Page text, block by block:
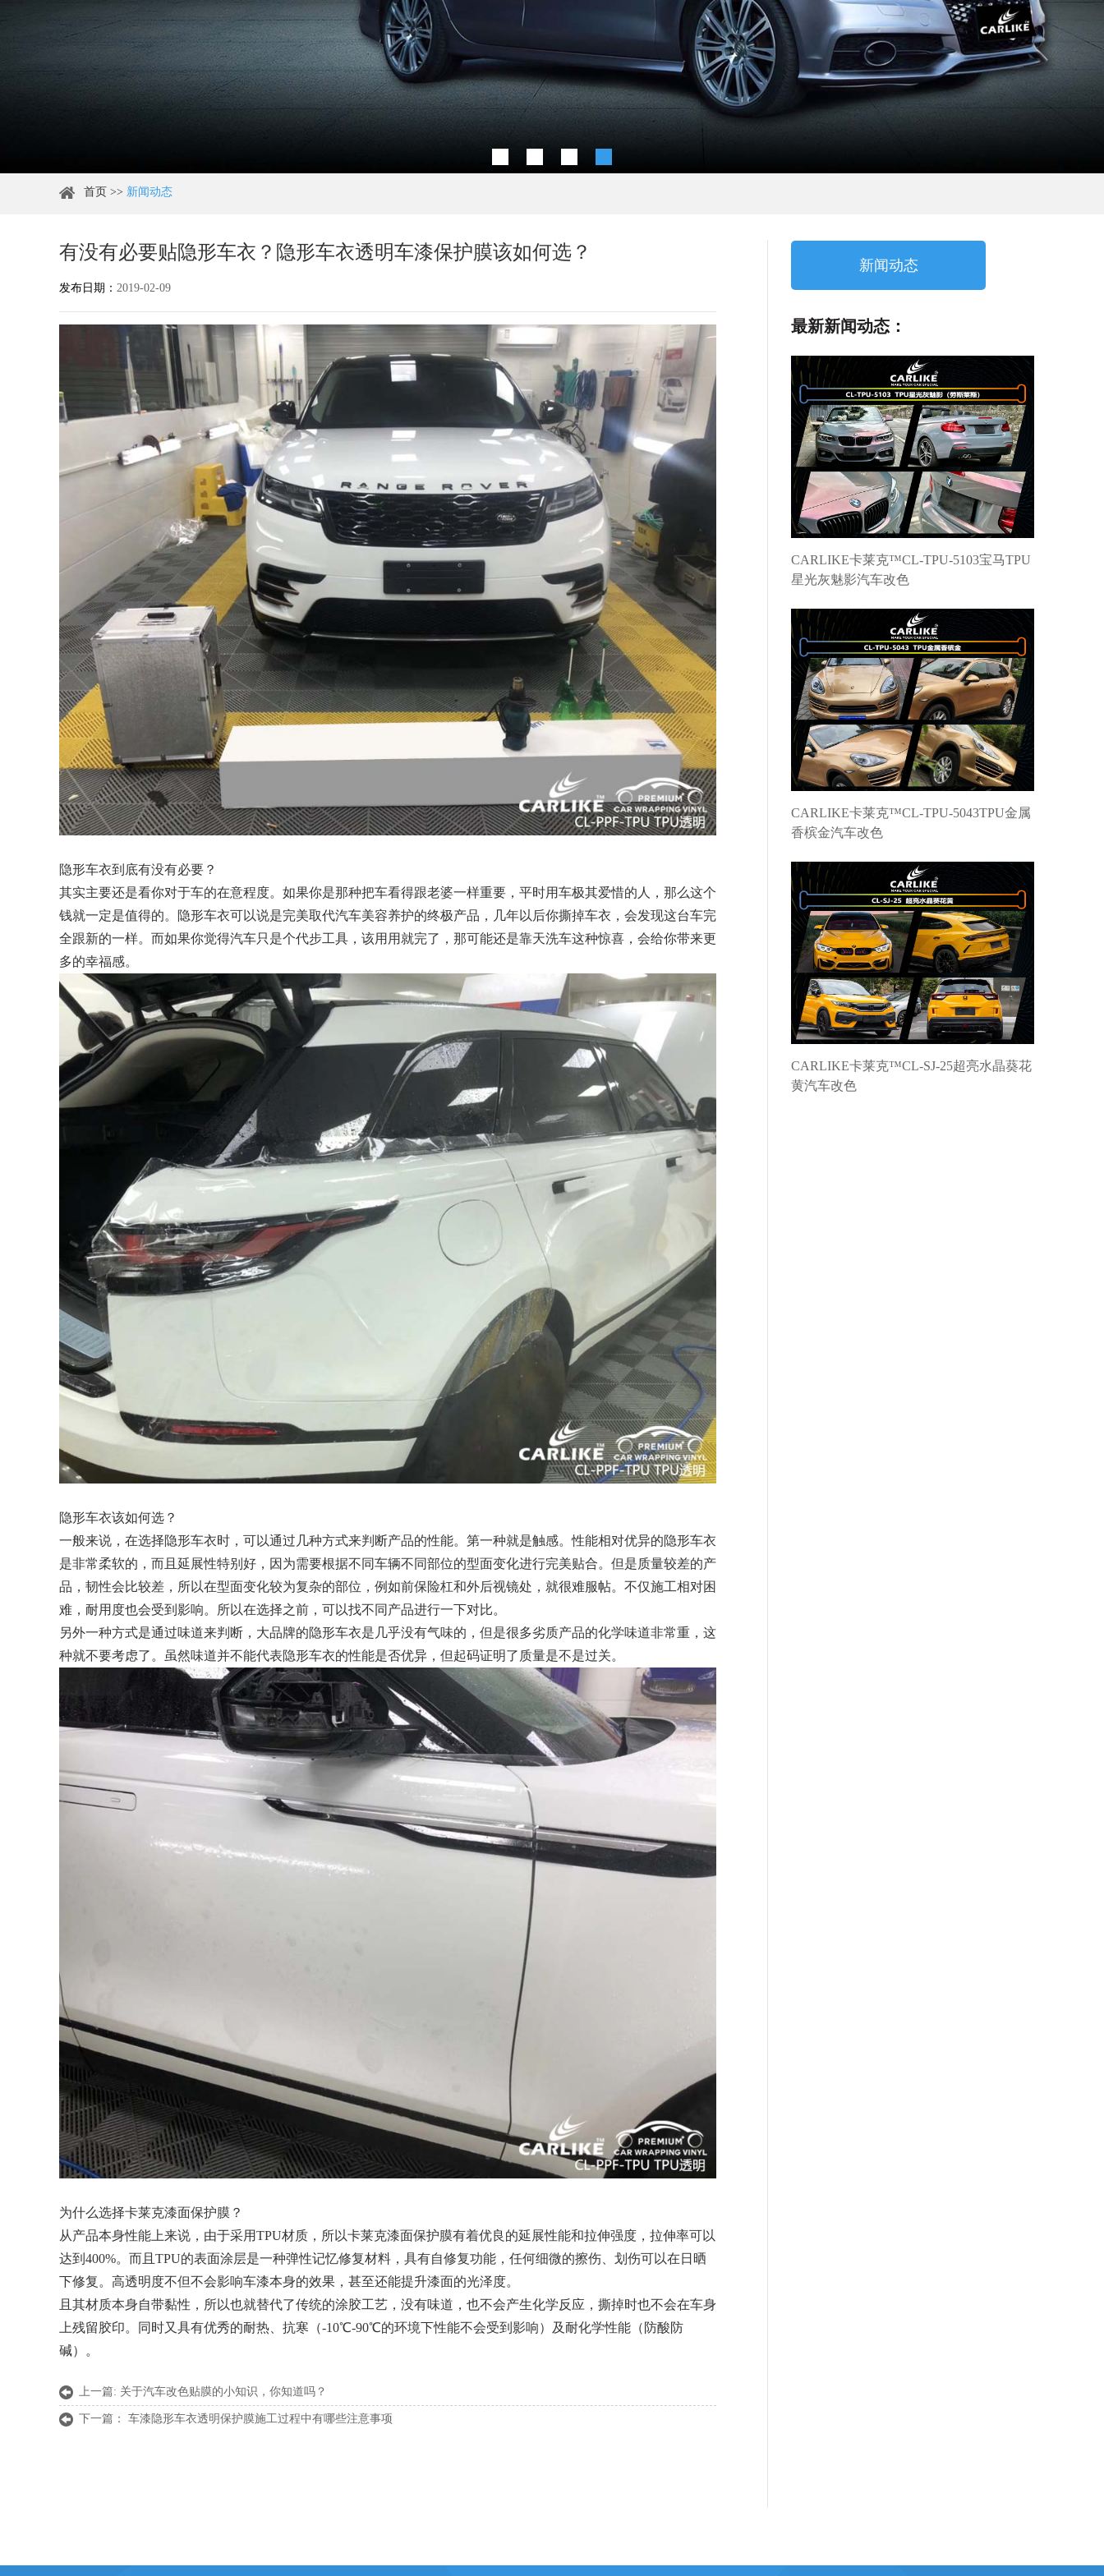
首页 >> 新闻动态
有没有必要贴隐形车衣？隐形车衣透明车漆保护膜该如何选？
发布日期： 2019-02-09
隐形车衣到底有没有必要？
其实主要还是看你对于车的在意程度。如果你是那种把车看得跟老婆一样重要，平时用车极其爱惜的人，那么这个
钱就一定是值得的。隐形车衣可以说是完美取代汽车美容养护的终极产品，几年以后你撕掉车衣，会发现这台车完
全跟新的一样。而如果你觉得汽车只是个代步工具，该用用就完了，那可能还是靠天洗车这种惊喜，会给你带来更
多的幸福感。
隐形车衣该如何选？
一般来说，在选择隐形车衣时，可以通过几种方式来判断产品的性能。第一种就是触感。性能相对优异的隐形车衣
是非常柔软的，而且延展性特别好，因为需要根据不同车辆不同部位的型面变化进行完美贴合。但是质量较差的产
品，韧性会比较差，所以在型面变化较为复杂的部位，例如前保险杠和外后视镜处，就很难服帖。不仅施工相对困
难，耐用度也会受到影响。所以在选择之前，可以找不同产品进行一下对比。
另外一种方式是通过味道来判断，大品牌的隐形车衣是几乎没有气味的，但是很多劣质产品的化学味道非常重，这
种就不要考虑了。虽然味道并不能代表隐形车衣的性能是否优异，但起码证明了质量是不是过关。
为什么选择卡莱克漆面保护膜？
从产品本身性能上来说，由于采用TPU材质，所以卡莱克漆面保护膜有着优良的延展性能和拉伸强度，拉伸率可以
达到400%。而且TPU的表面涂层是一种弹性记忆修复材料，具有自修复功能，任何细微的擦伤、划伤可以在日晒
下修复。高透明度不但不会影响车漆本身的效果，甚至还能提升漆面的光泽度。
且其材质本身自带黏性，所以也就替代了传统的涂胶工艺，没有味道，也不会产生化学反应，撕掉时也不会在车身
上残留胶印。同时又具有优秀的耐热、抗寒（-10℃-90℃的环境下性能不会受到影响）及耐化学性能（防酸防
碱）。
上一篇: 关于汽车改色贴膜的小知识，你知道吗？
下一篇： 车漆隐形车衣透明保护膜施工过程中有哪些注意事项
新闻动态
最新新闻动态：
CARLIKE卡莱克™CL-TPU-5103宝马TPU
星光灰魅影汽车改色
CARLIKE卡莱克™CL-TPU-5043TPU金属
香槟金汽车改色
CARLIKE卡莱克™CL-SJ-25超亮水晶葵花
黄汽车改色